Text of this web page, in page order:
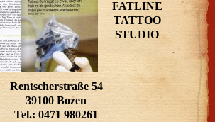
FATLINE
TATTOO
STUDIO
Rentscherstraße 54
39100 Bozen
Tel.: 0471 980261